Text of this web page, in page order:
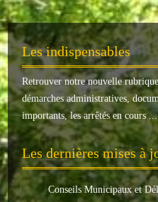
Sentiers pédestres
Guide annuel
Histoire
Galerie
LA MAIRIE
Horaires
Les indispensables
Retrouver notre nouvelle
démarches administratives,
importants, les arrêtés en cours ...
Les dernières mises à
Conseils Municipaux et